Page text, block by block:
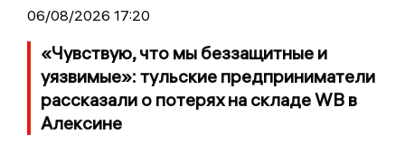
06/08/2026 17:20
«Чувствую, что мы беззащитные и
уязвимые»: тульские предприниматели
рассказали о потерях на складе WB в
Алексине